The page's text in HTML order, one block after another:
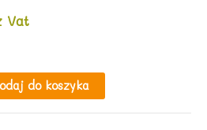
zł.
Vat
do koszyka